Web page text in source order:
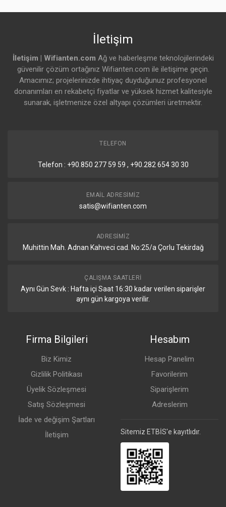
İletişim
İletişim | Wifianten.com Ağ ve haberleşme teknolojilerindeki
güvenilir çözüm ortağınız Wifianten.com ile iletişime geçin.
Amacımız; projelerinizde ihtiyaç duyduğunuz profesyonel
donanımları en rekabetçi fiyatlar ve yüksek hizmet kalitesiyle
sunarak, işletmenize özel altyapı çözümleri üretmektir.
TELEFON
Telefon : +90.850 277 59 59 , +90.282 654 30 30
EMAIL ADRESIMIZ
satis@wifianten.com
ADRESIMIZ
Muhittin Mah. Adnan Kahveci cad. No:25/a Çorlu Tekirdağ
ÇALIŞMA SAATLERI
Aynı Gün Sevk : Hafta içi Saat 16:30 kadar verilen siparişler
aynı gün kargoya verilir.
Firma Bilgileri
Biz Kimiz
Gizlilik Politikası
Üyelik Sözleşmesi
Satış Sözleşmesi
İade ve değişim Şartları
İletişim
Hesabım
Hesap Panelim
Favorilerim
Siparişlerim
Adreslerim
Sitemiz ETBİS'e kayıtlıdır.